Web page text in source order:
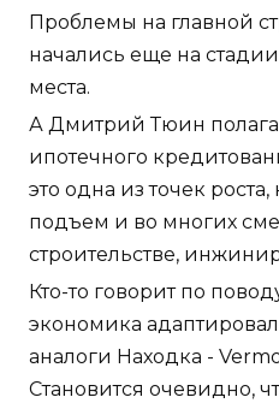
Проблемы на главной
начались еще на
места.
А Дмитрий Тюин
ипотечного
это одна из точек
подъем и во многих
строительстве,
Кто-то говорит по
экономика
аналоги Находка -
Становится очевидно,